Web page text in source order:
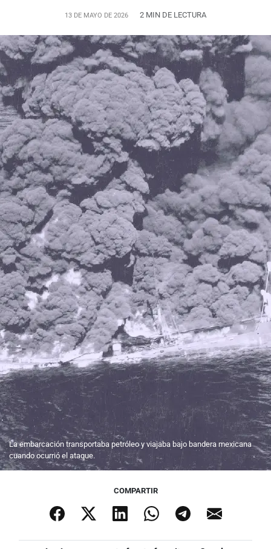
13 DE MAYO DE 2026 2 MIN DE LECTURA
La embarcación transportaba petróleo y viajaba bajo bandera mexicana
cuando ocurrió el ataque.
COMPARTIR